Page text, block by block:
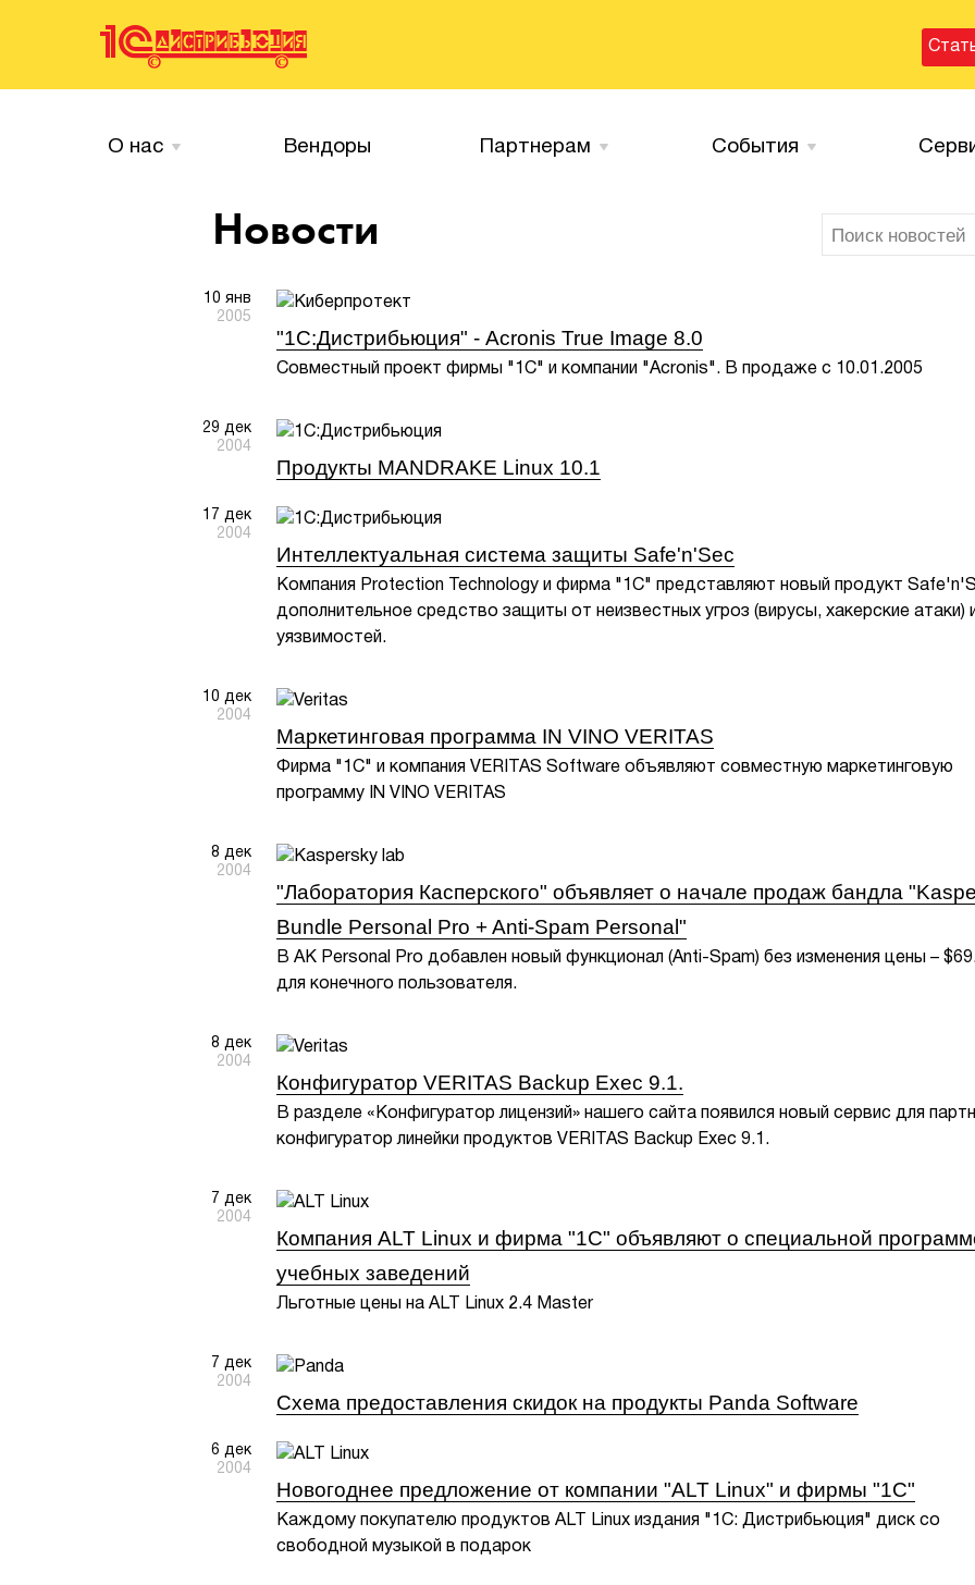
О нас Вендоры Партнерам События
Новости
10 янв
2005
"1С:Дистрибьюция" - Acronis True Image 8.0
Совместный проект фирмы "1С" и компании "Acronis". В продаже с 10.01.2005
29 дек
2004
Продукты MANDRAKE Linux 10.1
17 дек
2004
Интеллектуальная система защиты Safe'n'Sec
Компания Protection Technology и фирма "1С" представляют новый продукт
дополнительное средство защиты от неизвестных угроз (вирусы, хакерские атаки) и
уязвимостей.
10 дек
2004
Маркетинговая программа IN VINO VERITAS
Фирма "1С" и компания VERITAS Software объявляют совместную маркетинговую
программу IN VINO VERITAS
8 дек
2004
"Лаборатория Касперского" объявляет о начале продаж бандла
Bundle Personal Pro + Anti-Spam Personal"
В АК Personal Pro добавлен новый функционал (Anti-Spam) без изменения цены –
для конечного пользователя.
8 дек
2004
Конфигуратор VERITAS Backup Exec 9.1.
В разделе «Конфигуратор лицензий» нашего сайта появился новый сервис для
конфигуратор линейки продуктов VERITAS Backup Exec 9.1.
7 дек
2004
Компания ALT Linux и фирма "1С" объявляют о специальной
учебных заведений
Льготные цены на ALT Linux 2.4 Master
7 дек
2004
Схема предоставления скидок на продукты Panda Software
6 дек
2004
Новогоднее предложение от компании "ALT Linux" и фирмы "1С"
Каждому покупателю продуктов ALT Linux издания "1С: Дистрибьюция" диск со
свободной музыкой в подарок